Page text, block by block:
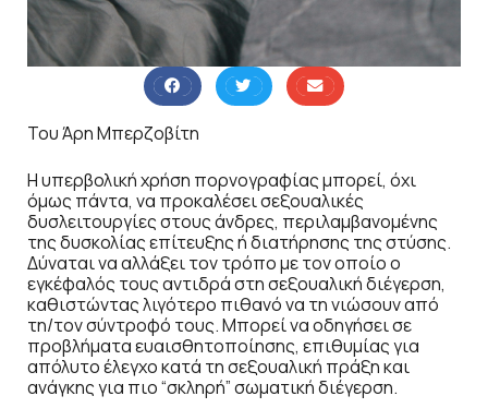
Του Άρη Μπερζοβίτη
Η υπερβολική χρήση πορνογραφίας μπορεί, όχι
όμως πάντα, να προκαλέσει σεξουαλικές
δυσλειτουργίες στους άνδρες, περιλαμβανομένης
της δυσκολίας επίτευξης ή διατήρησης της στύσης.
Δύναται να αλλάξει τον τρόπο με τον οποίο ο
εγκέφαλός τους αντιδρά στη σεξουαλική διέγερση,
καθιστώντας λιγότερο πιθανό να τη νιώσουν από
τη/τον σύντροφό τους. Μπορεί να οδηγήσει σε
προβλήματα ευαισθητοποίησης, επιθυμίας για
απόλυτο έλεγχο κατά τη σεξουαλική πράξη και
ανάγκης για πιο “σκληρή” σωματική διέγερση.